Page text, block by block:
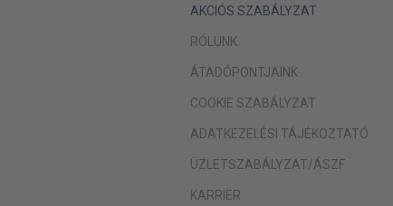
AKCIÓS SZABÁLYZAT
RÓLUNK
ÁTADÓPONTJAINK
COOKIE SZABÁLYZAT
ADATKEZELÉSI TÁJÉKOZTATÓ
ÜZLETSZABÁLYZAT/ÁSZF
KARRIER